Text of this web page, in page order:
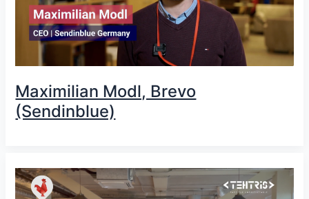
Maximilian Modl, Brevo
(Sendinblue)